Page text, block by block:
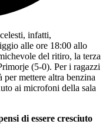
infatti,
alle ore 18:00 allo
del ritiro, la terza
(5-0). Per i ragazzi
mettere altra benzina
ai microfoni della sala
di essere cresciuto